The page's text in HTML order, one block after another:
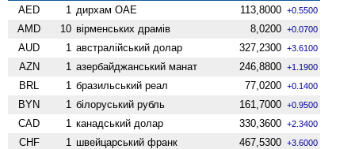
AED
1 дирхам ОАЕ 113,8000 +0.5500
AMD 10 вiрменських драмів 8,0200 +0.0700
AUD 1 австралійський долар 327,2300 +3.6100
AZN 1 азербайджанський манат 246,8800 +1.1900
BRL 1 бразильський реал 77,0200 +0.1400
BYN 1 білоруський рубль 161,7000 +0.9500
CAD 1 канадський долар 330,3600 +2.3400
CHF 1 швейцарський франк 467,5300 +3.6000